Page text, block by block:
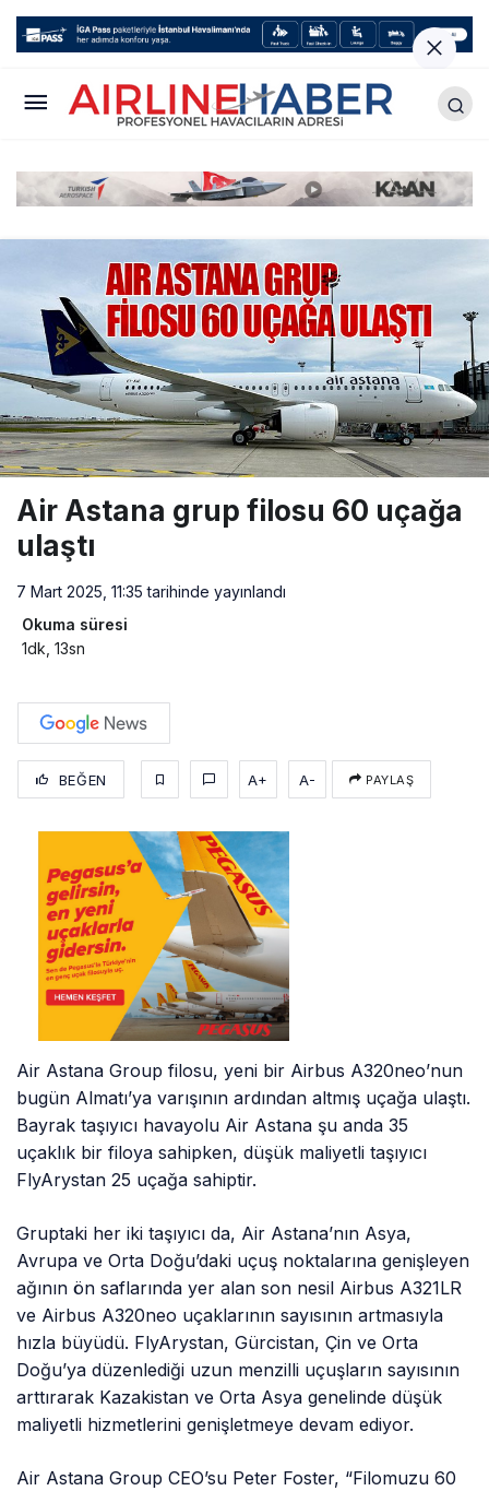
Air Astana grup filosu 60 uçağa
ulaştı
7 Mart 2025, 11:35 tarihinde yayınlandı
Okuma süresi
1dk, 13sn
BEĞEN A+ A- PAYLAŞ
Air Astana Group filosu, yeni bir Airbus A320neo’nun
bugün Almatı’ya varışının ardından altmış uçağa ulaştı.
Bayrak taşıyıcı havayolu Air Astana şu anda 35
uçaklık bir filoya sahipken, düşük maliyetli taşıyıcı
FlyArystan 25 uçağa sahiptir.
Gruptaki her iki taşıyıcı da, Air Astana’nın Asya,
Avrupa ve Orta Doğu’daki uçuş noktalarına genişleyen
ağının ön saflarında yer alan son nesil Airbus A321LR
ve Airbus A320neo uçaklarının sayısının artmasıyla
hızla büyüdü. FlyArystan, Gürcistan, Çin ve Orta
Doğu’ya düzenlediği uzun menzilli uçuşların sayısının
arttırarak Kazakistan ve Orta Asya genelinde düşük
maliyetli hizmetlerini genişletmeye devam ediyor.
Air Astana Group CEO’su Peter Foster, “Filomuzu 60